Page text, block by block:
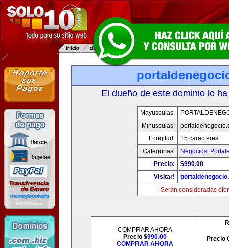
El dueño de este dominio lo
Mayusculas:
Minusculas:
Longitud:
15 caracteres
Categorias:
Negocios,
Precio:
$990.00
Visitar!
Serán consideradas
COMPRAR AHORA
Precio $990.00
COMPRAR AHORA
Precio